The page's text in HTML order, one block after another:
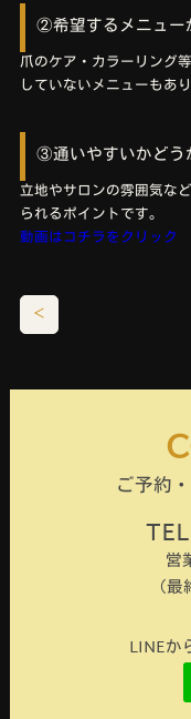
②希望するメニュー
爪のケア・カラーリング
していないメニューもあり
③通いやすいかどう
立地やサロンの雰囲気な
られるポイントです。
動画はコチラをクリック
＜
ご予約
営
（
LINEか